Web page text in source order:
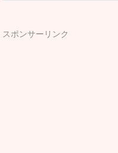
スポンサーリンク